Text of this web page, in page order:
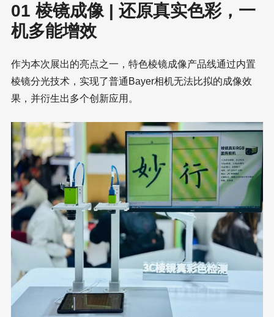
01 棱镜成像 | 还原真实色彩，一
机多能增效
作为本次展出的亮点之一，特色棱镜成像产品线通过内置
棱镜分光技术，实现了普通Bayer相机无法比拟的成像效
果，并衍生出多个创新应用。